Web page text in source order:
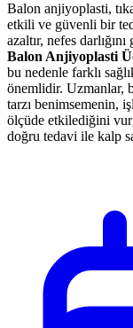
Balon anjiyoplasti,
etkili ve güvenli bir
azaltır, nefes
Balon Anjiyoplasti
bu nedenle farklı
önemlidir. Uzmanlar,
tarzı benimsemenin,
ölçüde etkilediğini
doğru tedavi ile kalp